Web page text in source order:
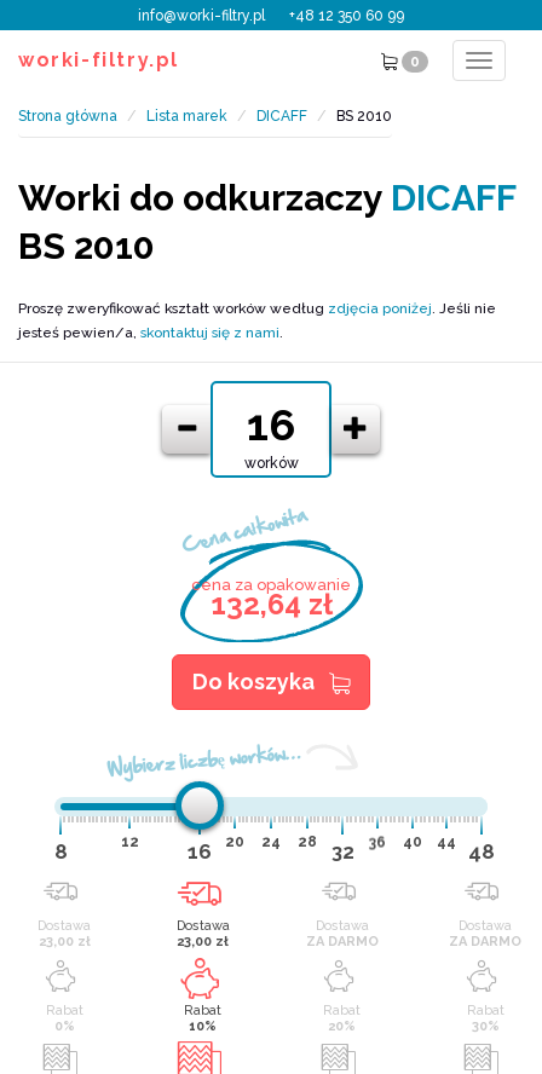
info@worki-filtry.pl +48 12 350 60 99
worki-filtry.pl 0
Toggle
Strona główna Lista marek DICAFF BS 2010
Worki do odkurzaczy DICAFF
BS 2010
Proszę zweryfikować kształt worków według zdjęcia poniżej. Jeśli nie
jesteś pewien/a, skontaktuj się z nami.
Wybierz liczbę worków…
8 12 16 20 24 28 32 36 40 44 48
Dostawa
23,00 zł
Rabat
0%
Dostawa
23,00 zł
Rabat
10%
Dostawa
ZA DARMO
Rabat
20%
Dostawa
ZA DARMO
Rabat
30%
worków
Cena całkowita
cena za opakowanie
132,64 zł
Do koszyka